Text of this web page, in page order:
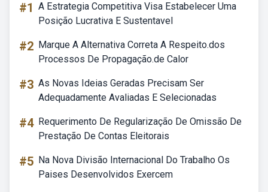
#1 A Estrategia Competitiva Visa Estabelecer Uma
Posição Lucrativa E Sustentavel
#2 Marque A Alternativa Correta A Respeito.dos
Processos De Propagação.de Calor
#3 As Novas Ideias Geradas Precisam Ser
Adequadamente Avaliadas E Selecionadas
#4 Requerimento De Regularização De Omissão De
Prestação De Contas Eleitorais
#5 Na Nova Divisão Internacional Do Trabalho Os
Paises Desenvolvidos Exercem